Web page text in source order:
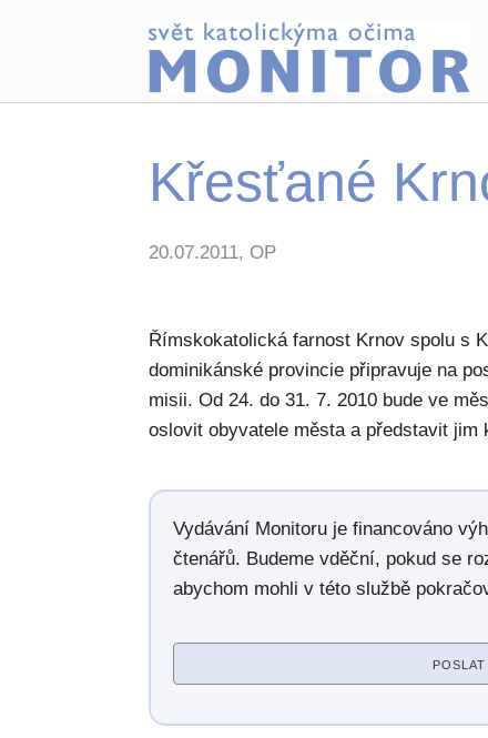
Křesťané
20.07.2011, OP
Římskokatolická farnost Krnov spolu s
dominikánské provincie připravuje na
misii. Od 24. do 31. 7. 2010 bude ve
oslovit obyvatele města a představit
Vydávání Monitoru je financováno
čtenářů. Budeme vděční, pokud se
abychom mohli v této službě
POSLAT